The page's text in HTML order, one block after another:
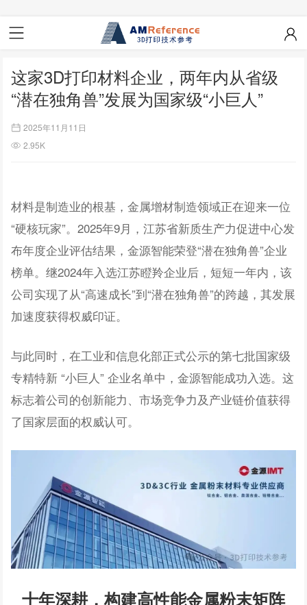
这家3D打印材料企业，两年内从省级
“潜在独角兽”发展为国家级“小巨人”
2025年11月11日
2.95K
材料是制造业的根基，金属增材制造领域正在迎来一位
“硬核玩家”。2025年9月，江苏省新质生产力促进中心发
布年度企业评估结果，金源智能荣登“潜在独角兽”企业
榜单。继2024年入选江苏瞪羚企业后，短短一年内，该
公司实现了从“高速成长”到“潜在独角兽”的跨越，其发展
加速度获得权威印证。
与此同时，在工业和信息化部正式公示的第七批国家级
专精特新 “小巨人” 企业名单中，金源智能成功入选。这
标志着公司的创新能力、市场竞争力及产业链价值获得
了国家层面的权威认可。
十年深耕，构建高性能金属粉末矩阵